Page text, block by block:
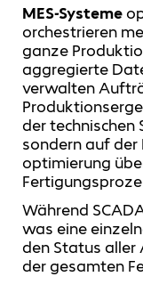
MES-Systeme
orchestrieren
ganze
aggregierte
verwalten
der technischen
sondern auf
optimierung
Während
was eine
den Status aller
der gesamten